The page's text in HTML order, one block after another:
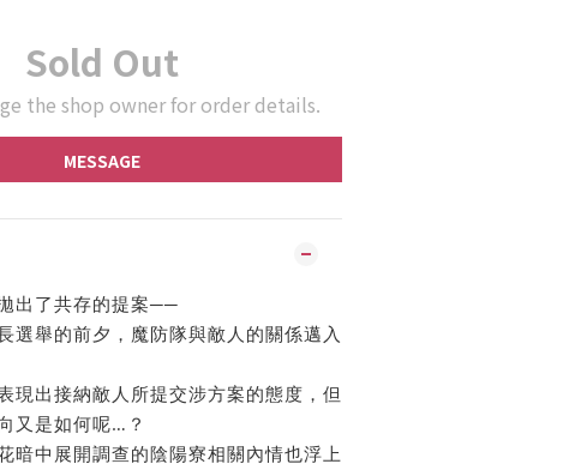
Sold Out
the shop owner for order details.
MESSAGE
出了共存的提案──
選舉的前夕，魔防隊與敵人的關係邁入
現出接納敵人所提交涉方案的態度，但
又是如何呢…？
暗中展開調查的陰陽寮相關內情也浮上